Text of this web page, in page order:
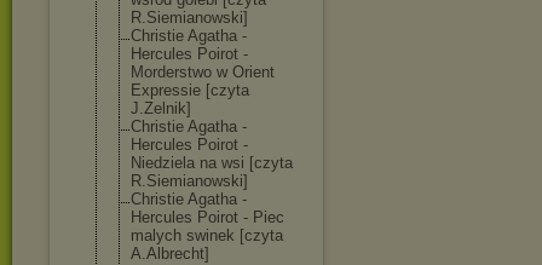
R.Siemianowski]
Christie Agatha -
Hercules Poirot -
Morderstwo w Orient
Expressie [czyta
J.Zelnik]
Christie Agatha -
Hercules Poirot -
Niedziela na wsi [czyta
R.Siemianowski]
Christie Agatha -
Hercules Poirot - Piec
malych swinek [czyta
A.Albrecht]